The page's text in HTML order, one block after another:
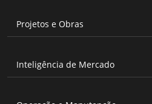
Projetos e Obras
Inteligência de Mercado